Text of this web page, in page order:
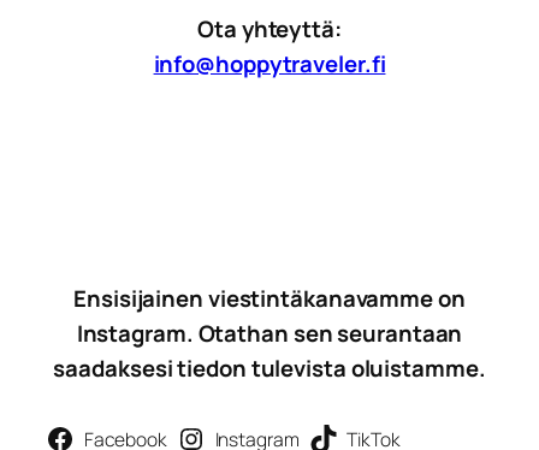
Ota yhteyttä:
info@hoppytraveler.fi
Ensisijainen viestintäkanavamme on
Instagram. Otathan sen seurantaan
saadaksesi tiedon tulevista oluistamme.
Facebook Instagram TikTok